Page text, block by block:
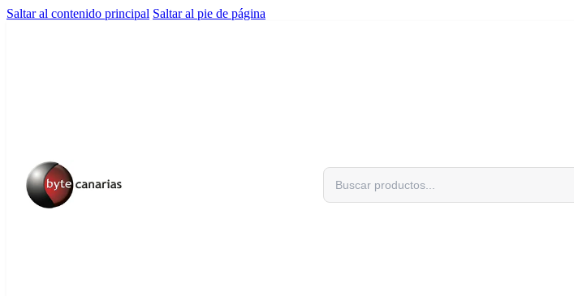
Saltar al contenido principal Saltar al pie de página
Buscar